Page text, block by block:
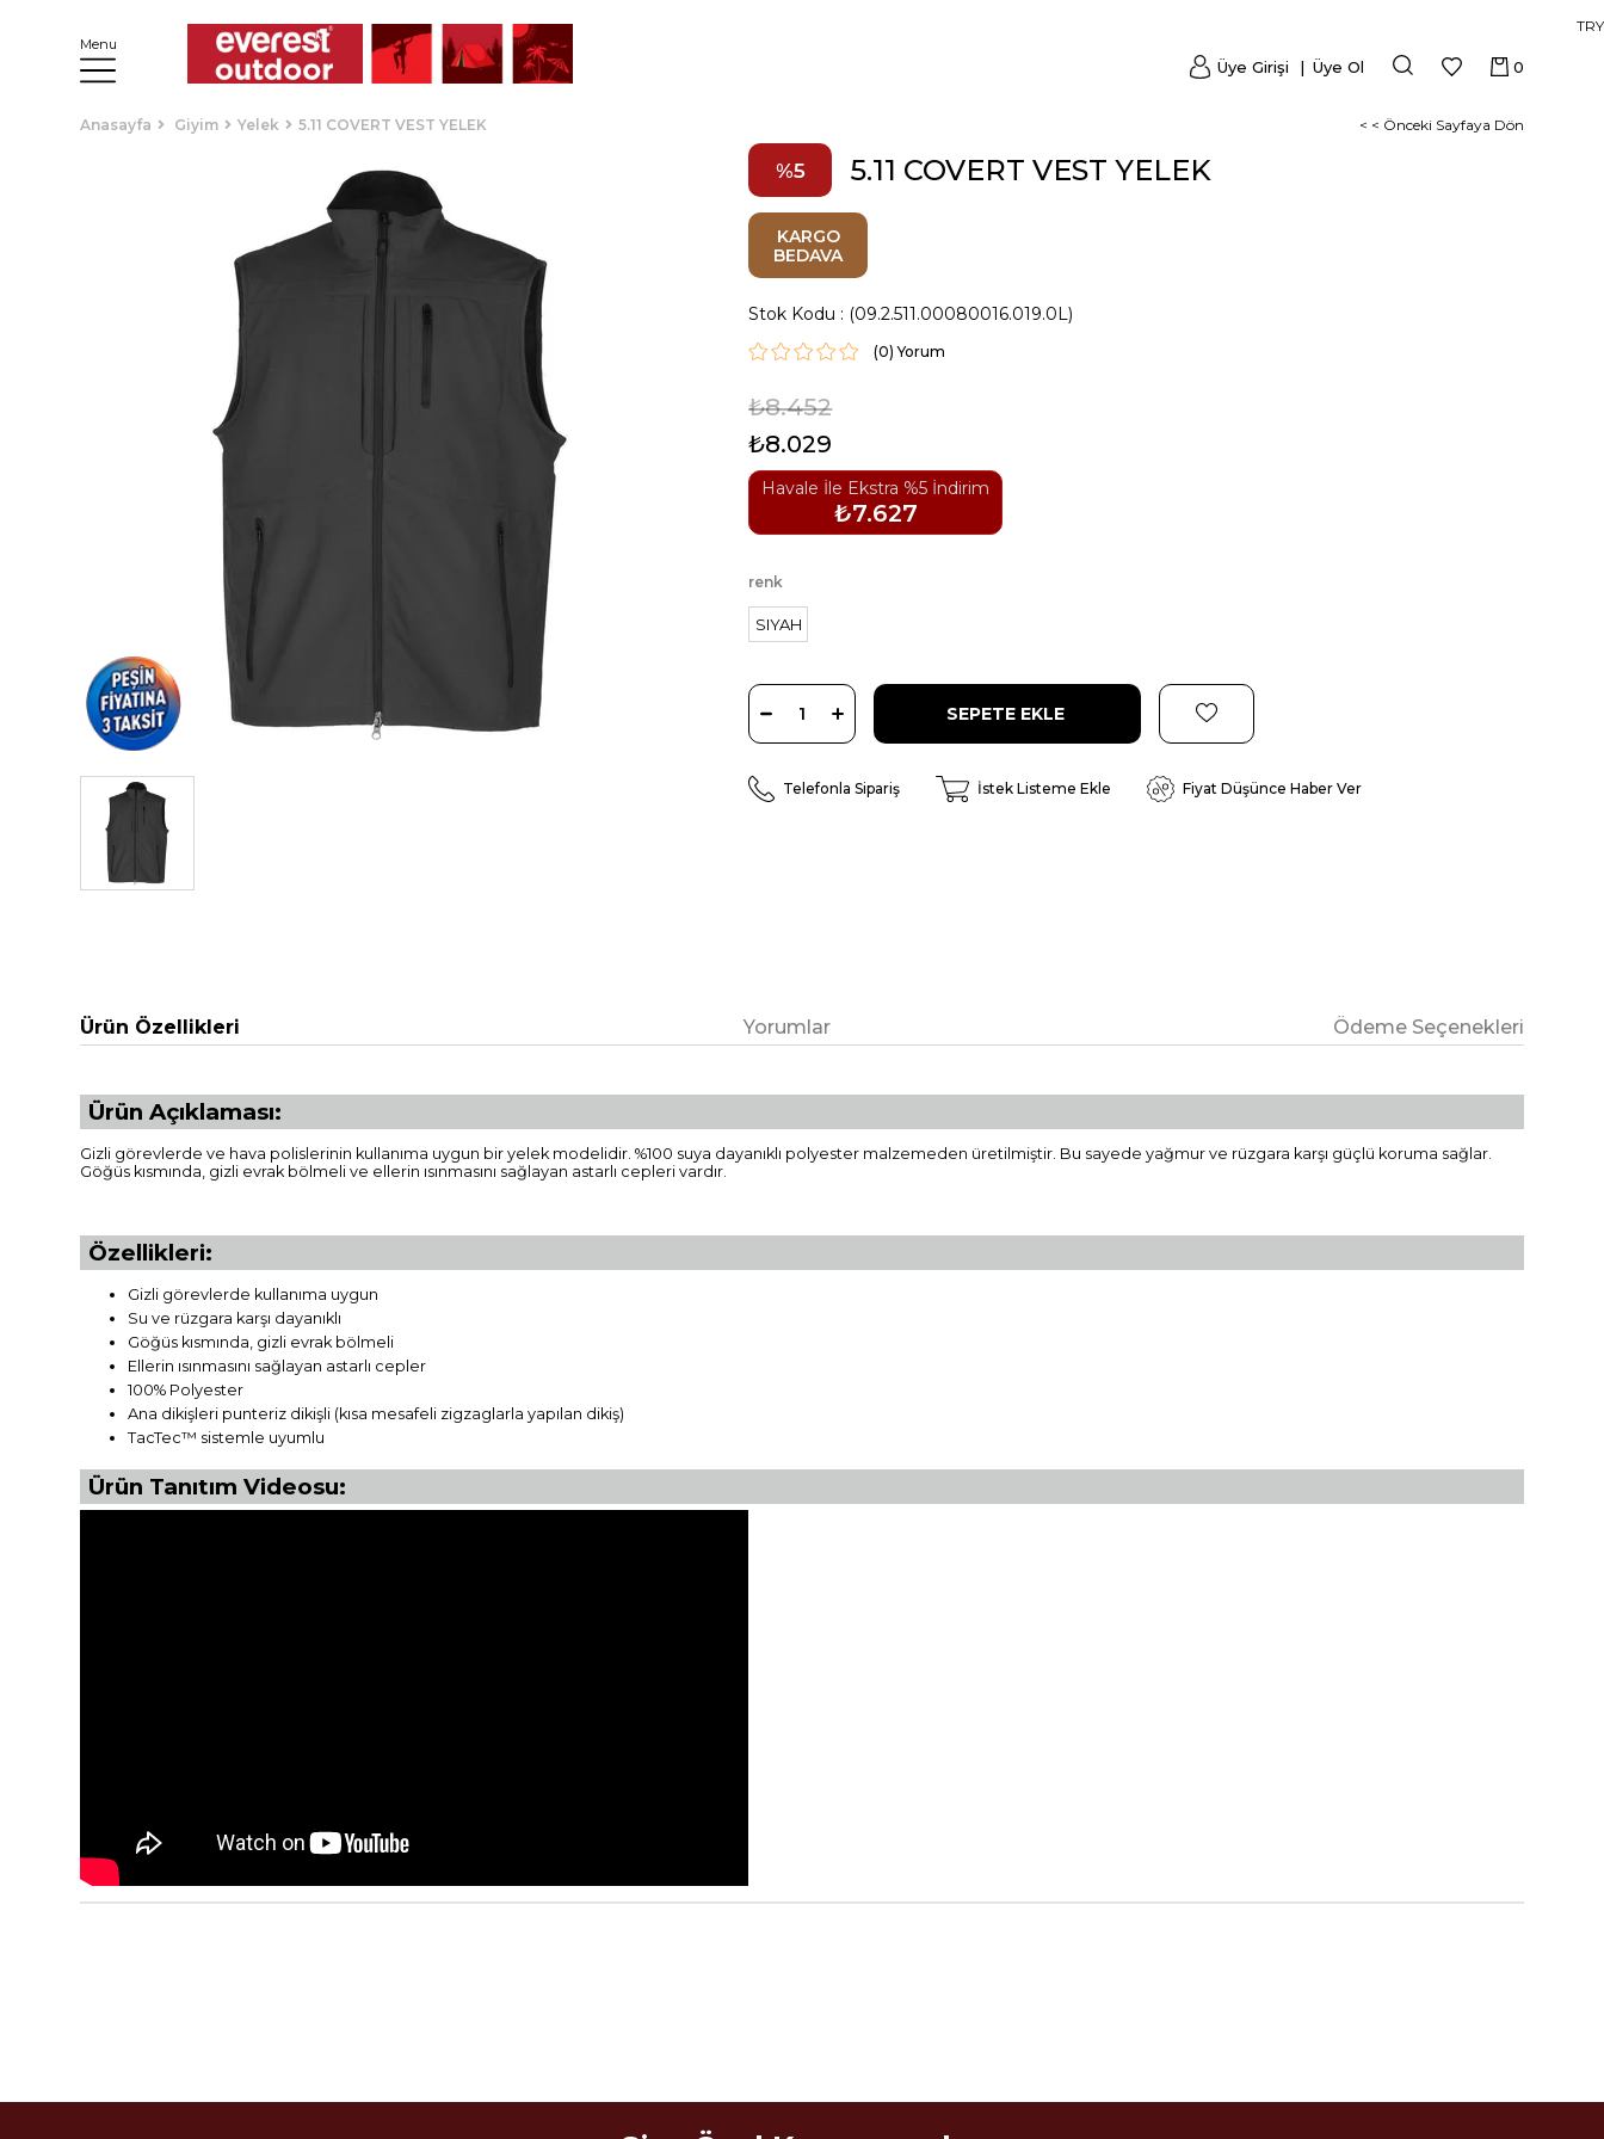
Menu
TRY
0
Üye Girişi Üye Ol
Anasayfa Giyim Yelek 5.11 COVERT VEST YELEK < < Önceki Sayfaya Dön
5 5.11 COVERT VEST YELEK
KARGO
BEDAVA
Stok Kodu (09.2.511.00080016.019.0L)
(0)
₺8.452
₺8.029
Havale İle Ekstra %5 İndirim
₺7.627
renk
SIYAH
Telefonla Sipariş İstek Listeme Ekle Fiyat Düşünce Haber Ver
Ürün Özellikleri Yorumlar Ödeme Seçenekleri
Ürün Açıklaması:
Gizli görevlerde ve hava polislerinin kullanıma uygun bir yelek modelidir. %100 suya dayanıklı polyester malzemeden üretilmiştir. Bu sayede yağmur ve rüzgara karşı güçlü koruma sağlar.
Göğüs kısmında, gizli evrak bölmeli ve ellerin ısınmasını sağlayan astarlı cepleri vardır.
Özellikleri:
Gizli görevlerde kullanıma uygun
Su ve rüzgara karşı dayanıklı
Göğüs kısmında, gizli evrak bölmeli
Ellerin ısınmasını sağlayan astarlı cepler
100% Polyester
Ana dikişleri punteriz dikişli (kısa mesafeli zigzaglarla yapılan dikiş)
TacTec™ sistemle uyumlu
Ürün Tanıtım Videosu: